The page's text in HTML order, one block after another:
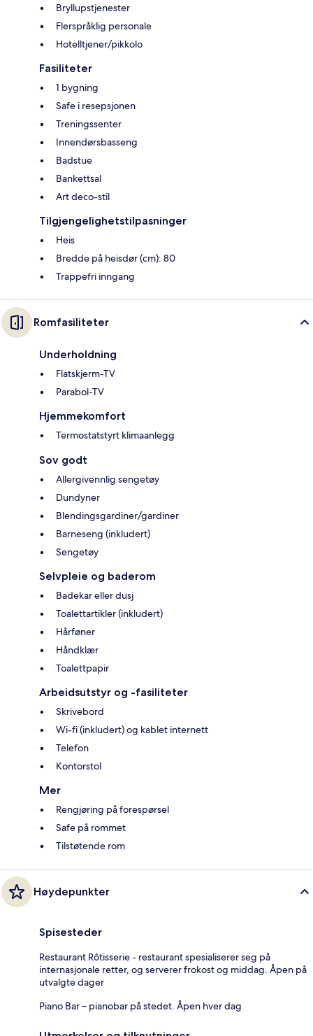
Bryllupstjenester
Flerspråklig personale
Hotelltjener/pikkolo
Fasiliteter
1 bygning
Safe i resepsjonen
Treningssenter
Innendørsbasseng
Badstue
Bankettsal
Art deco-stil
Tilgjengelighetstilpasninger
Heis
Bredde på heisdør (cm): 80
Trappefri inngang
Romfasiliteter
Underholdning
Flatskjerm-TV
Parabol-TV
Hjemmekomfort
Termostatstyrt klimaanlegg
Sov godt
Allergivennlig sengetøy
Dundyner
Blendingsgardiner/gardiner
Barneseng (inkludert)
Sengetøy
Selvpleie og baderom
Badekar eller dusj
Toalettartikler (inkludert)
Hårføner
Håndklær
Toalettpapir
Arbeidsutstyr og -fasiliteter
Skrivebord
Wi-fi (inkludert) og kablet internett
Telefon
Kontorstol
Mer
Rengjøring på forespørsel
Safe på rommet
Tilstøtende rom
Høydepunkter
Spisesteder
Restaurant Rôtisserie - restaurant spesialiserer seg på
internasjonale retter, og serverer frokost og middag. Åpen på
utvalgte dager
Piano Bar – pianobar på stedet. Åpen hver dag